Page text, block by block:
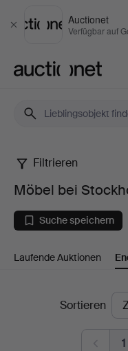
Schließen
Auctionet
Verfügbar auf
Möbel
bei
Stockholms
Sickla
Filtrieren
Möbel bei
Suche speichern
Laufende Auktionen
EndpreiseSortieren
1